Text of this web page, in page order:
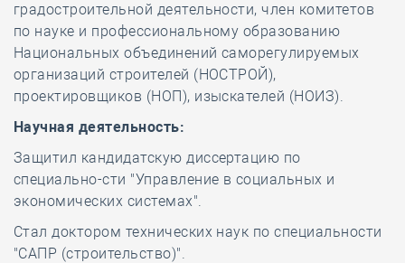
градостроительной деятельности, член комитетов
по науке и профессиональному образованию
Национальных объединений саморегулируемых
организаций строителей (НОСТРОЙ),
проектировщиков (НОП), изыскателей (НОИЗ).
Научная деятельность:
Защитил кандидатскую диссертацию по
специально-сти "Управление в социальных и
экономических системах".
Стал доктором технических наук по специальности
"САПР (строительство)".